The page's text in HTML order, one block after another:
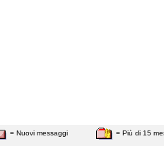
= Nuovi messaggi = Più di 15